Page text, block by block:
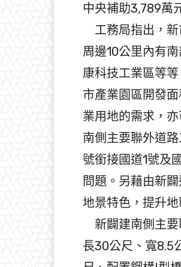
中央補助3,789萬
工務局指出，新
周邊10公里內有
康科技工業區等
市產業園區開發
業用地的需求，
南側主要聯外道
號銜接國道1號及
問題。另藉由新
地景特色，提升
新闢建南側主要
長30公尺、寬8.5